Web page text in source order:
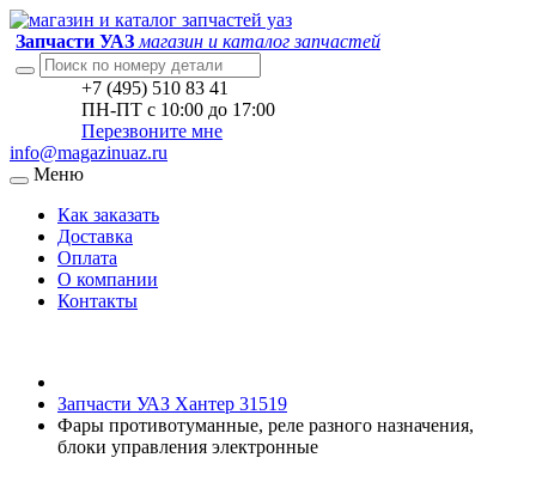
Запчасти УАЗ магазин и каталог запчастей
+7 (495) 510 83 41
ПН-ПТ с 10:00 до 17:00
Перезвоните мне
info@magazinuaz.ru
Меню
Как заказать
Доставка
Оплата
О компании
Контакты
Запчасти УАЗ Хантер 31519
Фары противотуманные, реле разного назначения,
блоки управления электронные